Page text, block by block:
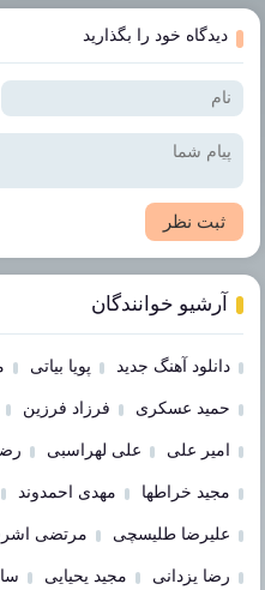
دیدگاه خود را بگذارید
ثبت نظر
آرشیو خوانندگان
دانلود آهنگ جدید پویا بیاتی
حمید عسکری فرزاد فرزین
امیر علی علی لهراسبی
مجید خراطها مهدی احمدوند
علیرضا طلیسچی مرتضی
رضا یزدانی مجید یحیایی